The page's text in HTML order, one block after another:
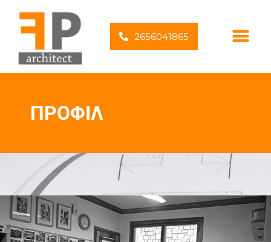
2656041865
ΠΡΟΦΙΛ